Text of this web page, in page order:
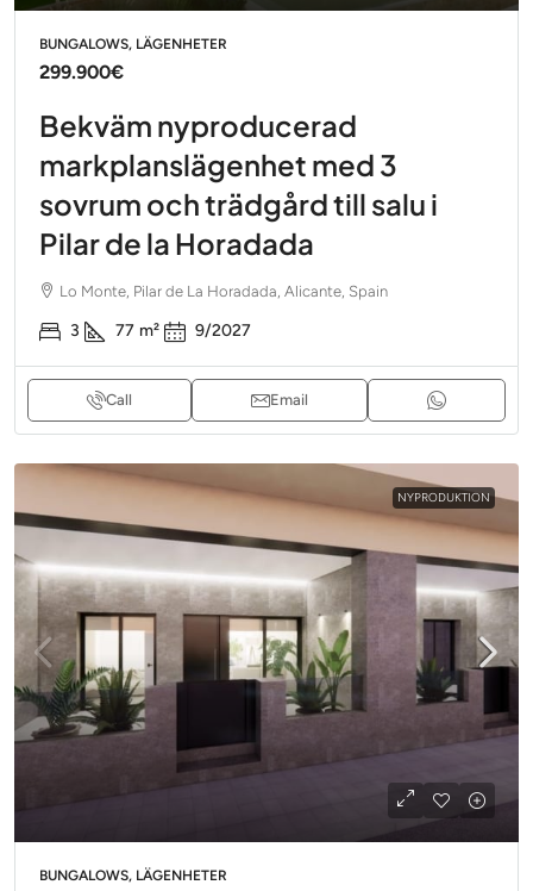
BUNGALOWS, LÄGENHETER
299.900€
Bekväm nyproducerad
markplanslägenhet med 3
sovrum och trädgård till salu i
Pilar de la Horadada
Lo Monte, Pilar de La Horadada, Alicante, Spain
3 77 m² 9/2027
Call Email
NYPRODUKTION
BUNGALOWS, LÄGENHETER